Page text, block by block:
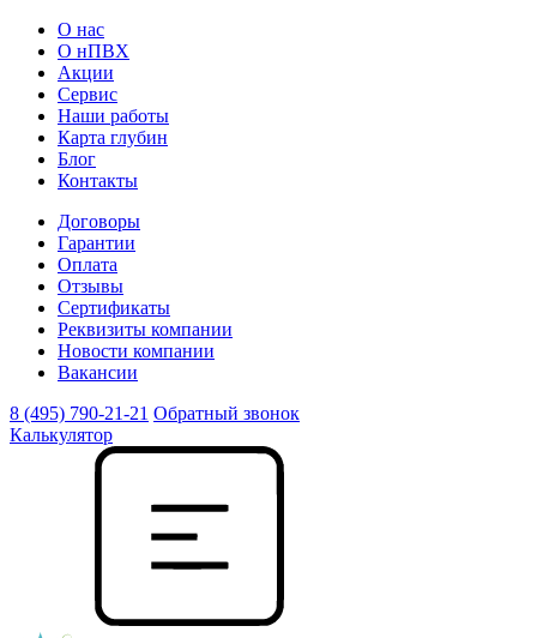
О нас
О нПВХ
Акции
Сервис
Наши работы
Карта глубин
Блог
Контакты
Договоры
Гарантии
Оплата
Отзывы
Сертификаты
Реквизиты компании
Новости компании
Вакансии
8 (495) 790-21-21 Обратный звонок
Калькулятор